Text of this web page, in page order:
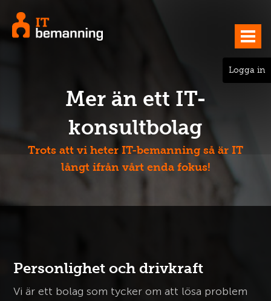
Logga in
Mer än ett IT-
konsultbolag
Trots att vi heter IT-bemanning så är IT
långt ifrån vårt enda fokus!
Personlighet och drivkraft
Vi är ett bolag som tycker om att lösa problem